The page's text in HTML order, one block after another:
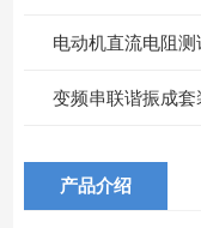
电动机直流电阻
变频串联谐振成套
产品介绍